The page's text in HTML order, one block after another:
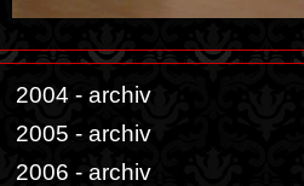
2004 - archiv
2005 - archiv
2006 - archiv